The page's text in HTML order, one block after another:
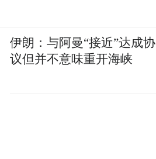
伊朗：与阿曼“接近”达成协
议但并不意味重开海峡